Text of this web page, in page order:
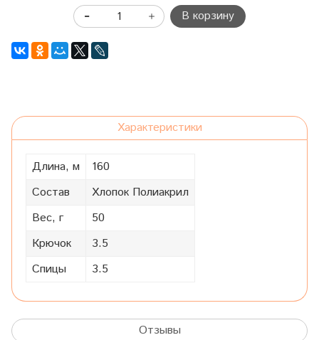
В корзину
Характеристики
Длина, м
160
Состав
Хлопок Полиакрил
Вес, г
50
Крючок
3.5
Спицы
3.5
Отзывы